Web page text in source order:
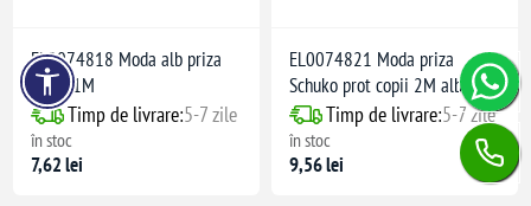
EL0074818 Moda alb priza
Italia 1M
Timp de livrare:5-7 zile
în stoc
7,62 lei
EL0074821 Moda priza
Schuko prot copii 2M alb
Timp de livrare:5-7 zile
în stoc
9,56 lei